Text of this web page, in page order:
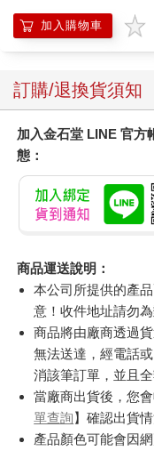
加入購物車
訂購/退換貨須知
加入金石堂 LINE 官方
態：
商品運送說明：
本公司所提供的產
意！收件地址請勿為
商品將由廠商透過
無法送達，經電話
消該筆訂單，並且全
當廠商出貨後，您
單查詢】確認出貨情
產品顏色可能會因